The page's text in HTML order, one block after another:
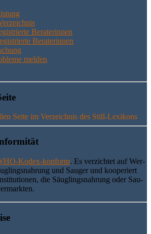
Beraterinnen
Beraterinnen
melden
Kodex-kon­form. Es ver­zich­tet auf Wer­
und Sau­ger und koope­riert
die Säug­lings­nah­rung oder Sau­